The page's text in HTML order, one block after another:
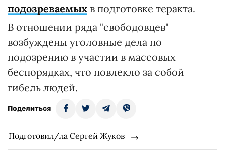
подозреваемых в подготовке теракта.
В отношении ряда "свободовцев"
возбуждены уголовные дела по
подозрению в участии в массовых
беспорядках, что повлекло за собой
гибель людей.
Поделиться
Подготовил/ла Сергей Жуков